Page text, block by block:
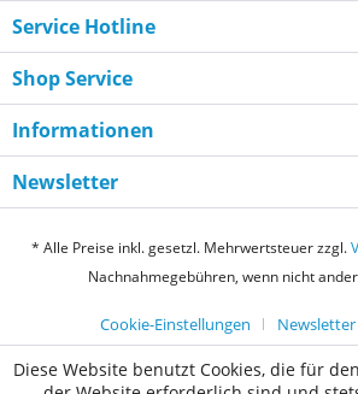
Service Hotline
Shop Service
Informationen
Newsletter
* Alle Preise inkl. gesetzl. Mehrwertsteuer zzgl.
Nachnahmegebühren, wenn nicht
Cookie-Einstellungen Newsletter
Diese Website benutzt Cookies, die für